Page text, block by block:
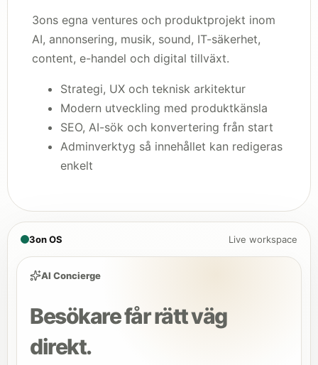
3ons egna ventures och produktprojekt inom
AI, annonsering, musik, sound, IT-säkerhet,
content, e-handel och digital tillväxt.
Strategi, UX och teknisk arkitektur
Modern utveckling med produktkänsla
SEO, AI-sök och konvertering från start
Adminverktyg så innehållet kan redigeras
enkelt
3on OS Live workspace
AI Concierge
Besökare får rätt väg
direkt.